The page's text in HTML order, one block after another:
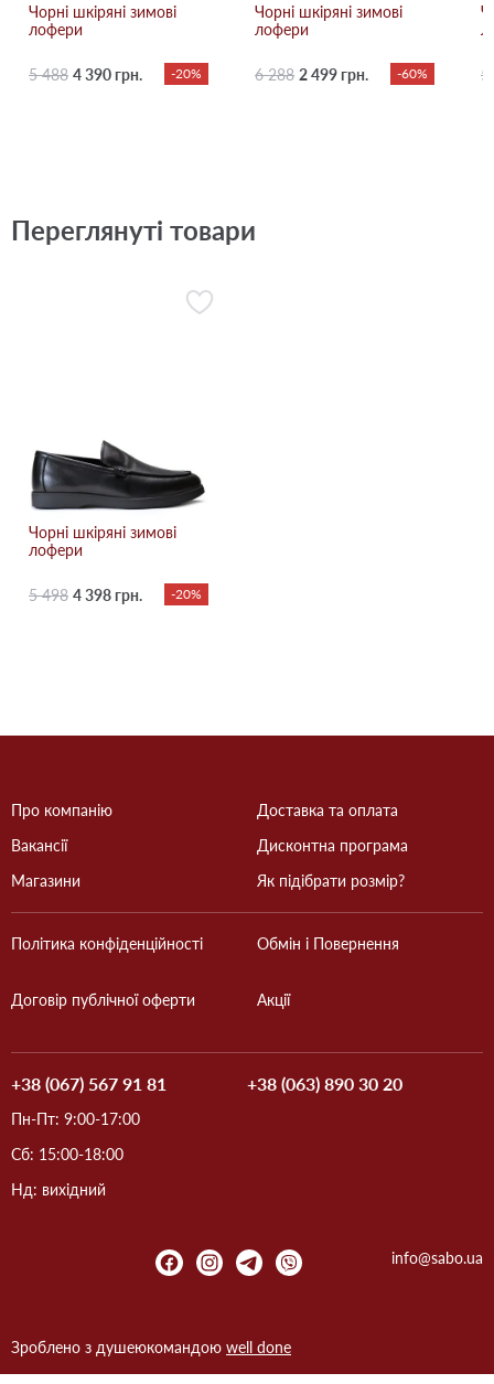
Чорні шкіряні зимові
лофери
5 488 4 390 грн. -20%
Чорні шкіряні зимові
лофери
6 288 2 499 грн. -60% 5
Переглянуті товари
Чорні шкіряні зимові
лофери
5 498 4 398 грн. -20%
Про компанію
Вакансії
Магазини
Доставка та оплата
Дисконтна програма
Як підібрати розмір?
Політика конфіденційності
Договір публічної оферти
Обмін і Повернення
Акції
+38 (067) 567 91 81 +38 (063) 890 30 20
Пн-Пт: 9:00-17:00
Сб: 15:00-18:00
Нд: вихідний
info@sabo.ua
Зроблено з душеюкомандою well done